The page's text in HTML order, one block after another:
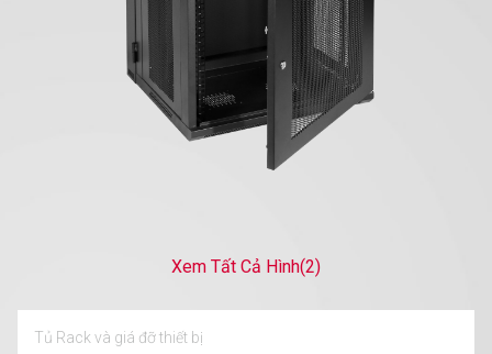
Xem Tất Cả Hình(2)
Tủ Rack và giá đỡ thiết bị